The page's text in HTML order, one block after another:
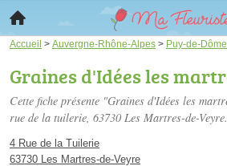
Accueil > Auvergne-Rhône-Alpes > Puy-de-Dôme
Graines d'Idées les
Cette fiche présente "Graines d'Idées les
rue de la tuilerie, 63730 Les Martres-de-Veyre.
4 Rue de la Tuilerie
63730 Les Martres-de-Veyre